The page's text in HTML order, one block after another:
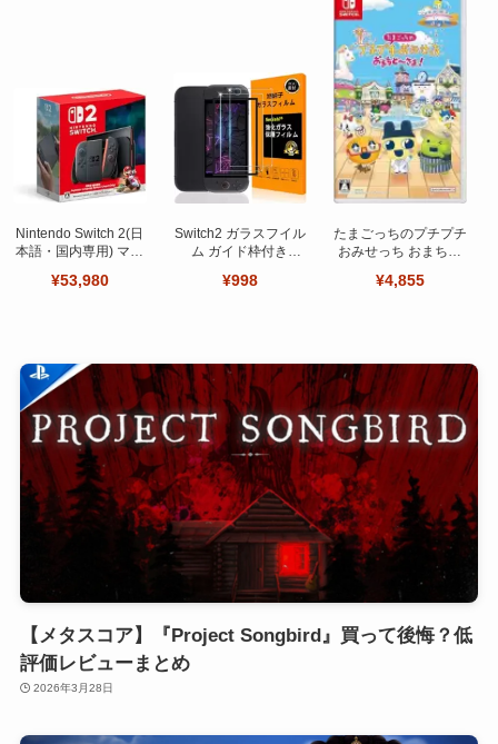
Nintendo Switch 2(日
本語・国内専用) マリ
ット
¥53,980
Switch2 ガラスフイル
ム ガイド枠付き
ット 日本旭硝子製-高
¥998
たまごっちのプチプチ
おみせっち おまちど
¥4,855
【メタスコア】『Project Songbird』買って後悔？低
評価レビューまとめ
2026年3月28日